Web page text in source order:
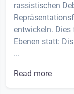
rassistischen
entwickeln.
Ebenen statt:
...
Read more